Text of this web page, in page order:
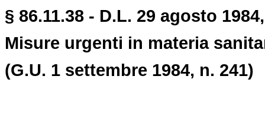
§ 86.11.38 - D.L. 29 agosto
Misure urgenti in materia
(G.U. 1 settembre 1984, n. 241)